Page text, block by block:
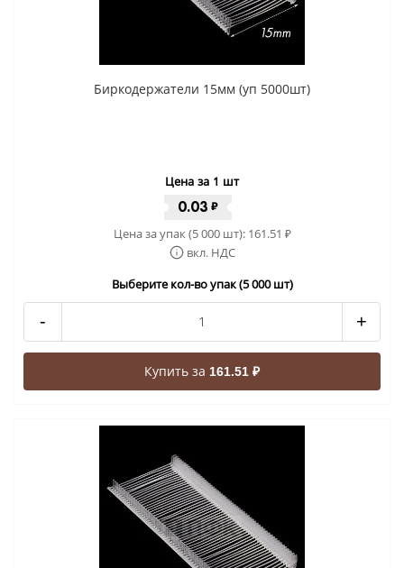
Биркодержатели 15мм (уп 5000шт)
Цена за 1 шт
0.03 ₽
Цена за упак (5 000 шт): 161.51 ₽
вкл. НДС
Выберите кол-во упак (5 000 шт)
- +
Купить за 161.51 ₽